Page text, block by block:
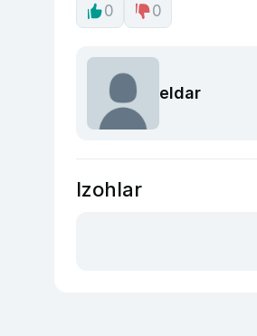
0 0
eldar
Izohlar